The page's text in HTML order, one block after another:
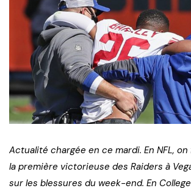
Actualité chargée en ce mardi. En NFL,
la première victorieuse des Raiders à
sur les blessures du week-end. En